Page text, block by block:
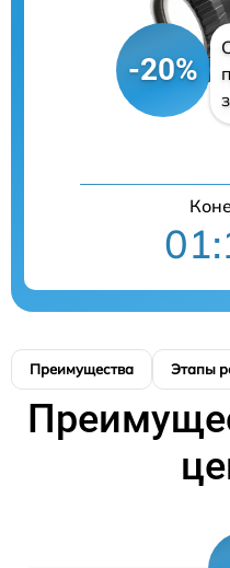
-20%
Преимущества Этапы